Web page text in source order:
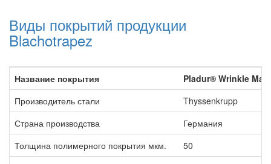
Виды покрытий продукции
Blachotrapez
Название покрытия
Pladur® Wrinkle Mat
Производитель стали
Thyssenkrupp
Страна производства
Германия
Толщина полимерного покрытия мкм.
50